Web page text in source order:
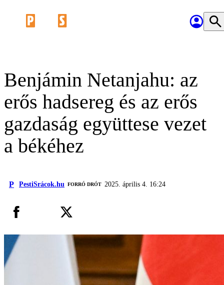
Benjámin Netanjahu: az
erős hadsereg és az erős
gazdaság együttese vezet
a békéhez
P PestiSrácok.hu FORRÓ DRÓT 2025. április 4. 16:24